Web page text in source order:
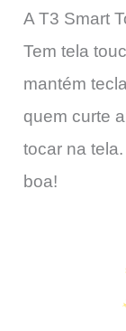
A T3 Smart
Tem tela
mantém
quem curte
tocar na
boa!